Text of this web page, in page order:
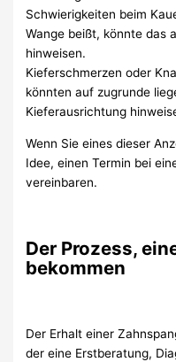
Schwierigkeiten beim
Wange beißt, könnte das
hinweisen.
Kieferschmerzen oder
könnten auf zugrunde
Kieferausrichtung
Wenn Sie eines dieser
Idee, einen Termin bei
vereinbaren.
Der Prozess,
bekommen
Der Erhalt einer
der eine Erstberatung,